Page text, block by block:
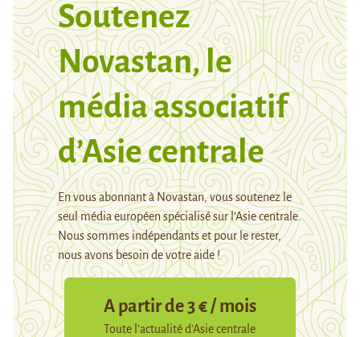
Soutenez
Novastan, le
média associatif
d’Asie centrale
En vous abonnant à Novastan, vous soutenez le
seul média européen spécialisé sur l’Asie centrale.
Nous sommes indépendants et pour le rester,
nous avons besoin de votre aide !
A partir de 3 € / mois
Toute l’actualité d’Asie centrale